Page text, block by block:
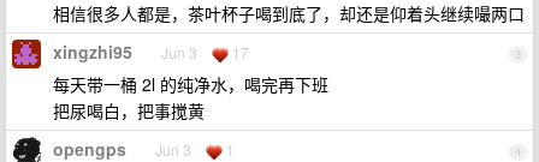
相信很多人都是，茶叶杯子喝到底了，却还是仰着头继续嘬两口
3
xingzhi95 Jun 3 17
每天带一桶 2l 的纯净水，喝完再下班
把尿喝白，把事搅黄
4
opengps Jun 3 1